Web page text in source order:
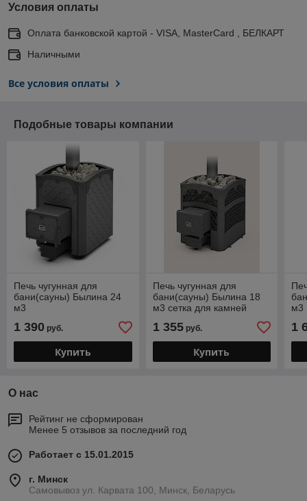
Условия оплаты
Оплата банковской картой - VISA, MasterCard , БЕЛКАРТ
Наличными
Все условия оплаты
Подобные товары компании
Печь чугунная для
бани(сауны) Былина 24
м3
1 390 руб.
Купить
Печь чугунная для
бани(сауны) Былина 18
м3 сетка для камней
1 355руб.
Купить
м3
1
О нас
Рейтинг не сформирован
Менее 5 отзывов за последний год
Работает с 15.01.2015
г. Минск
Самовывоз ул. Карвата 100, Минск, Беларусь